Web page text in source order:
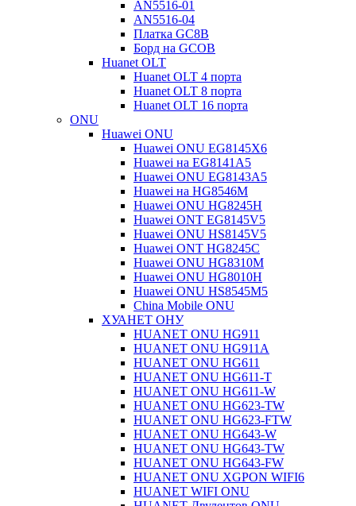
AN5516-01
AN5516-04
Платка GC8B
Борд на GCOB
Huanet OLT
Huanet OLT 4 порта
Huanet OLT 8 порта
Huanet OLT 16 порта
ONU
Huawei ONU
Huawei ONU EG8145X6
Huawei на EG8141A5
Huawei ONU EG8143A5
Huawei на HG8546M
Huawei ONU HG8245H
Huawei ONT EG8145V5
Huawei ONU HS8145V5
Huawei ONT HG8245C
Huawei ONU HG8310M
Huawei ONU HG8010H
Huawei ONU HS8545M5
China Mobile ONU
ХУАНЕТ ОНУ
HUANET ONU HG911
HUANET ONU HG911A
HUANET ONU HG611
HUANET ONU HG611-T
HUANET ONU HG611-W
HUANET ONU HG623-TW
HUANET ONU HG623-FTW
HUANET ONU HG643-W
HUANET ONU HG643-TW
HUANET ONU HG643-FW
HUANET ONU XGPON WIFI6
HUANET WIFI ONU